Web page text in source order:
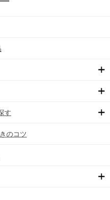
す
のコツ